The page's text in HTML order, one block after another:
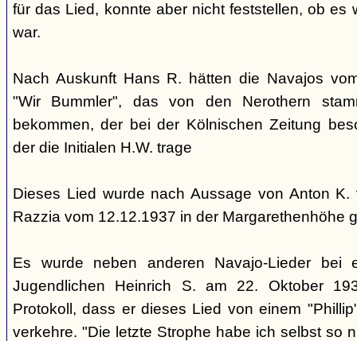
für das Lied, konnte aber nicht feststellen, ob es
war.
Nach Auskunft Hans R. hätten die Navajos
"Wir Bummler", das von den Nerothern
bekommen, der bei der Kölnischen Zeitung
der die Initialen H.W. trage
Dieses Lied wurde nach Aussage von Anton
Razzia vom 12.12.1937 in der Margarethenhöhe
Es wurde neben anderen Navajo-Lieder bei
Jugendlichen Heinrich S. am 22. Oktober
Protokoll, dass er dieses Lied von einem
verkehre. "Die letzte Strophe habe ich selbst so